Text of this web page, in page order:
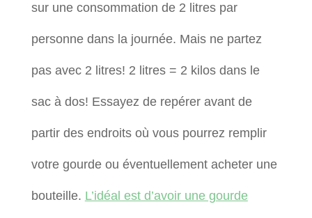
sur une consommation de 2 litres par
personne dans la journée. Mais ne partez
pas avec 2 litres! 2 litres = 2 kilos dans le
sac à dos! Essayez de repérer avant de
partir des endroits où vous pourrez remplir
votre gourde ou éventuellement acheter une
bouteille. L’idéal est d’avoir une gourde